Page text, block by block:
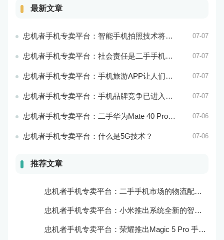
最新文章
忠机者手机专卖平台：智能手机拍照技术将不断升级，成为手机行业的重要趋势 07-07
忠机者手机专卖平台：社会责任是二手手机市场的使命和价值所在 07-07
忠机者手机专卖平台：手机旅游APP让人们轻松出行 07-07
忠机者手机专卖平台：手机品牌竞争已进入新阶段 07-07
忠机者手机专卖平台：二手华为Mate 40 Pro市场价格持续下跌 07-06
忠机者手机专卖平台：什么是5G技术？ 07-06
推荐文章
忠机者手机专卖平台：二手手机市场的物流配送和出售方式
忠机者手机专卖平台：小米推出系统全新的智能厨房
忠机者手机专卖平台：荣耀推出Magic 5 Pro 手机，搭载麒麟9000处理器和5000万像素主摄像头